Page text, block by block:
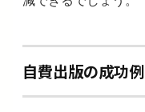
自費出版の成功例